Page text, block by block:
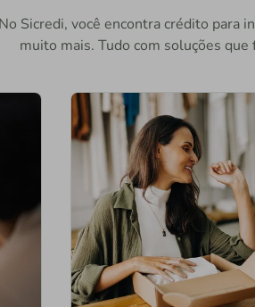
No Sicredi, você encontra crédito para
muito mais. Tudo com soluções